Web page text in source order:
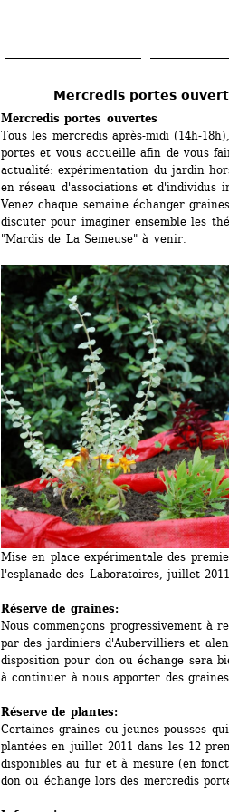
contenu
Mercredis portes
Mercredis portes ouvertes
Tous les mercredis après-midi (14h-
portes et vous accueille afin de vous
actualité: expérimentation du jardin
en réseau d'associations et d'individus
Venez chaque semaine échanger
discuter pour imaginer ensemble les
"Mardis de La Semeuse" à venir.
Mise en place expérimentale des
l'esplanade des Laboratoires, juillet
Réserve de graines:
Nous commençons progressivement à
par des jardiniers d'Aubervilliers et
disposition pour don ou échange sera
à continuer à nous apporter des
Réserve de plantes:
Certaines graines ou jeunes pousses
plantées en juillet 2011 dans les 12
disponibles au fur et à mesure (en
don ou échange lors des mercredis